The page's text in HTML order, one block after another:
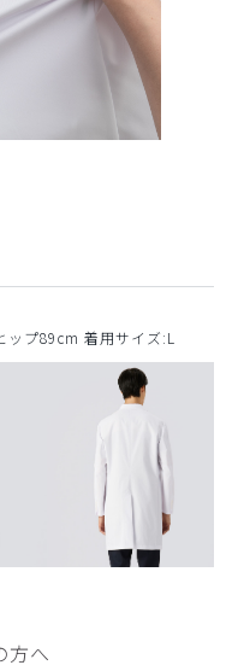
プ89cm 着用サイズ:L
方へ